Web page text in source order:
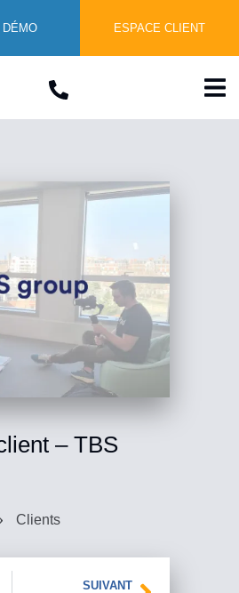
DÉMO ESPACE CLIENT
– TBS
Clients
SUIVANT